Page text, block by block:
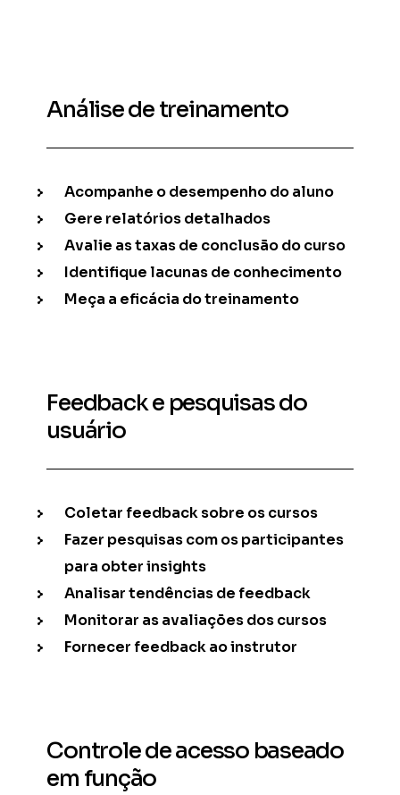
Análise de treinamento
Acompanhe o desempenho do aluno
Gere relatórios detalhados
Avalie as taxas de conclusão do curso
Identifique lacunas de conhecimento
Meça a eficácia do treinamento
Feedback e pesquisas do
usuário
Coletar feedback sobre os cursos
Fazer pesquisas com os participantes
para obter insights
Analisar tendências de feedback
Monitorar as avaliações dos cursos
Fornecer feedback ao instrutor
Controle de acesso baseado
em função